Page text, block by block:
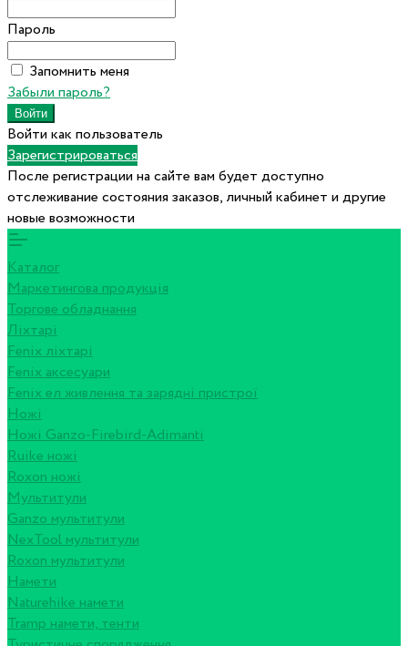
Пароль
Запомнить меня
Забыли пароль?
Войти как пользователь
Зарегистрироваться
После регистрации на сайте вам будет доступно
отслеживание состояния заказов, личный кабинет и другие
новые возможности
Каталог
Маркетингова продукція
Торгове обладнання
Ліхтарі
Fenix ліхтарі
Fenix аксесуари
Fenix ел живлення та зарядні пристрої
Ножі
Ножі Ganzo-Firebird-Adimanti
Ruike ножі
Roxon ножi
Мультитули
Ganzo мультитули
NexTool мультитули
Roxon мультитули
Намети
Naturehike намети
Tramp намети, тенти